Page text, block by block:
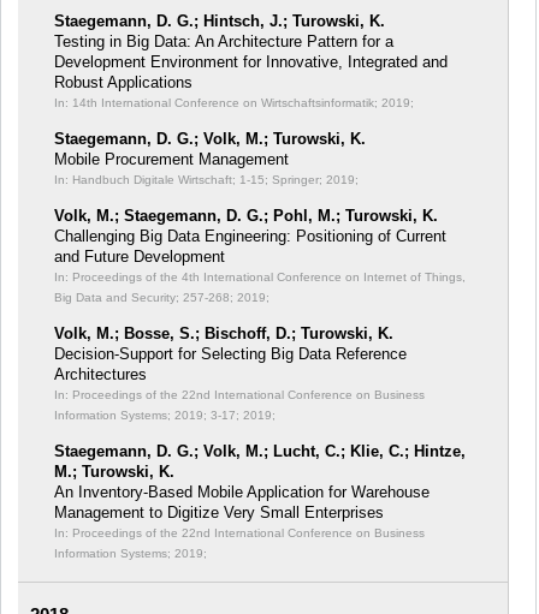
Staegemann, D. G.; Hintsch, J.; Turowski, K.
Testing in Big Data: An Architecture Pattern for a
Development Environment for Innovative, Integrated and
Robust Applications
In: 14th International Conference on Wirtschaftsinformatik; 2019;
Staegemann, D. G.; Volk, M.; Turowski, K.
Mobile Procurement Management
In: Handbuch Digitale Wirtschaft; 1-15; Springer; 2019;
Volk, M.; Staegemann, D. G.; Pohl, M.; Turowski, K.
Challenging Big Data Engineering: Positioning of Current
and Future Development
In: Proceedings of the 4th International Conference on Internet of Things,
Big Data and Security; 257-268; 2019;
Volk, M.; Bosse, S.; Bischoff, D.; Turowski, K.
Decision-Support for Selecting Big Data Reference
Architectures
In: Proceedings of the 22nd International Conference on Business
Information Systems; 2019; 3-17; 2019;
Staegemann, D. G.; Volk, M.; Lucht, C.; Klie, C.; Hintze,
M.; Turowski, K.
An Inventory-Based Mobile Application for Warehouse
Management to Digitize Very Small Enterprises
In: Proceedings of the 22nd International Conference on Business
Information Systems; 2019;